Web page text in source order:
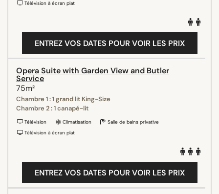
Télévision à écran plat
ENTREZ VOS DATES POUR VOIR LES PRIX
Opera Suite with Garden View and Butler
Service
75m²
Chambre 1 : 1 grand lit King-Size
Chambre 2 : 1 canapé-lit
Télévision Climatisation
Salle de bains privative
Télévision à écran plat
ENTREZ VOS DATES POUR VOIR LES PRIX